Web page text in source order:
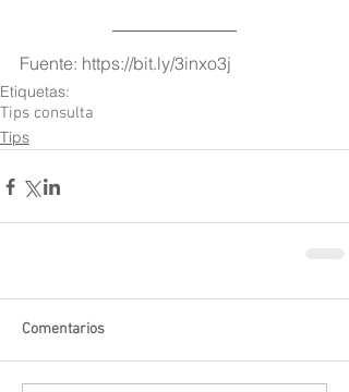
Fuente: https://bit.ly/3inxo3j
Etiquetas:
Tips consulta
Tips
Comentarios